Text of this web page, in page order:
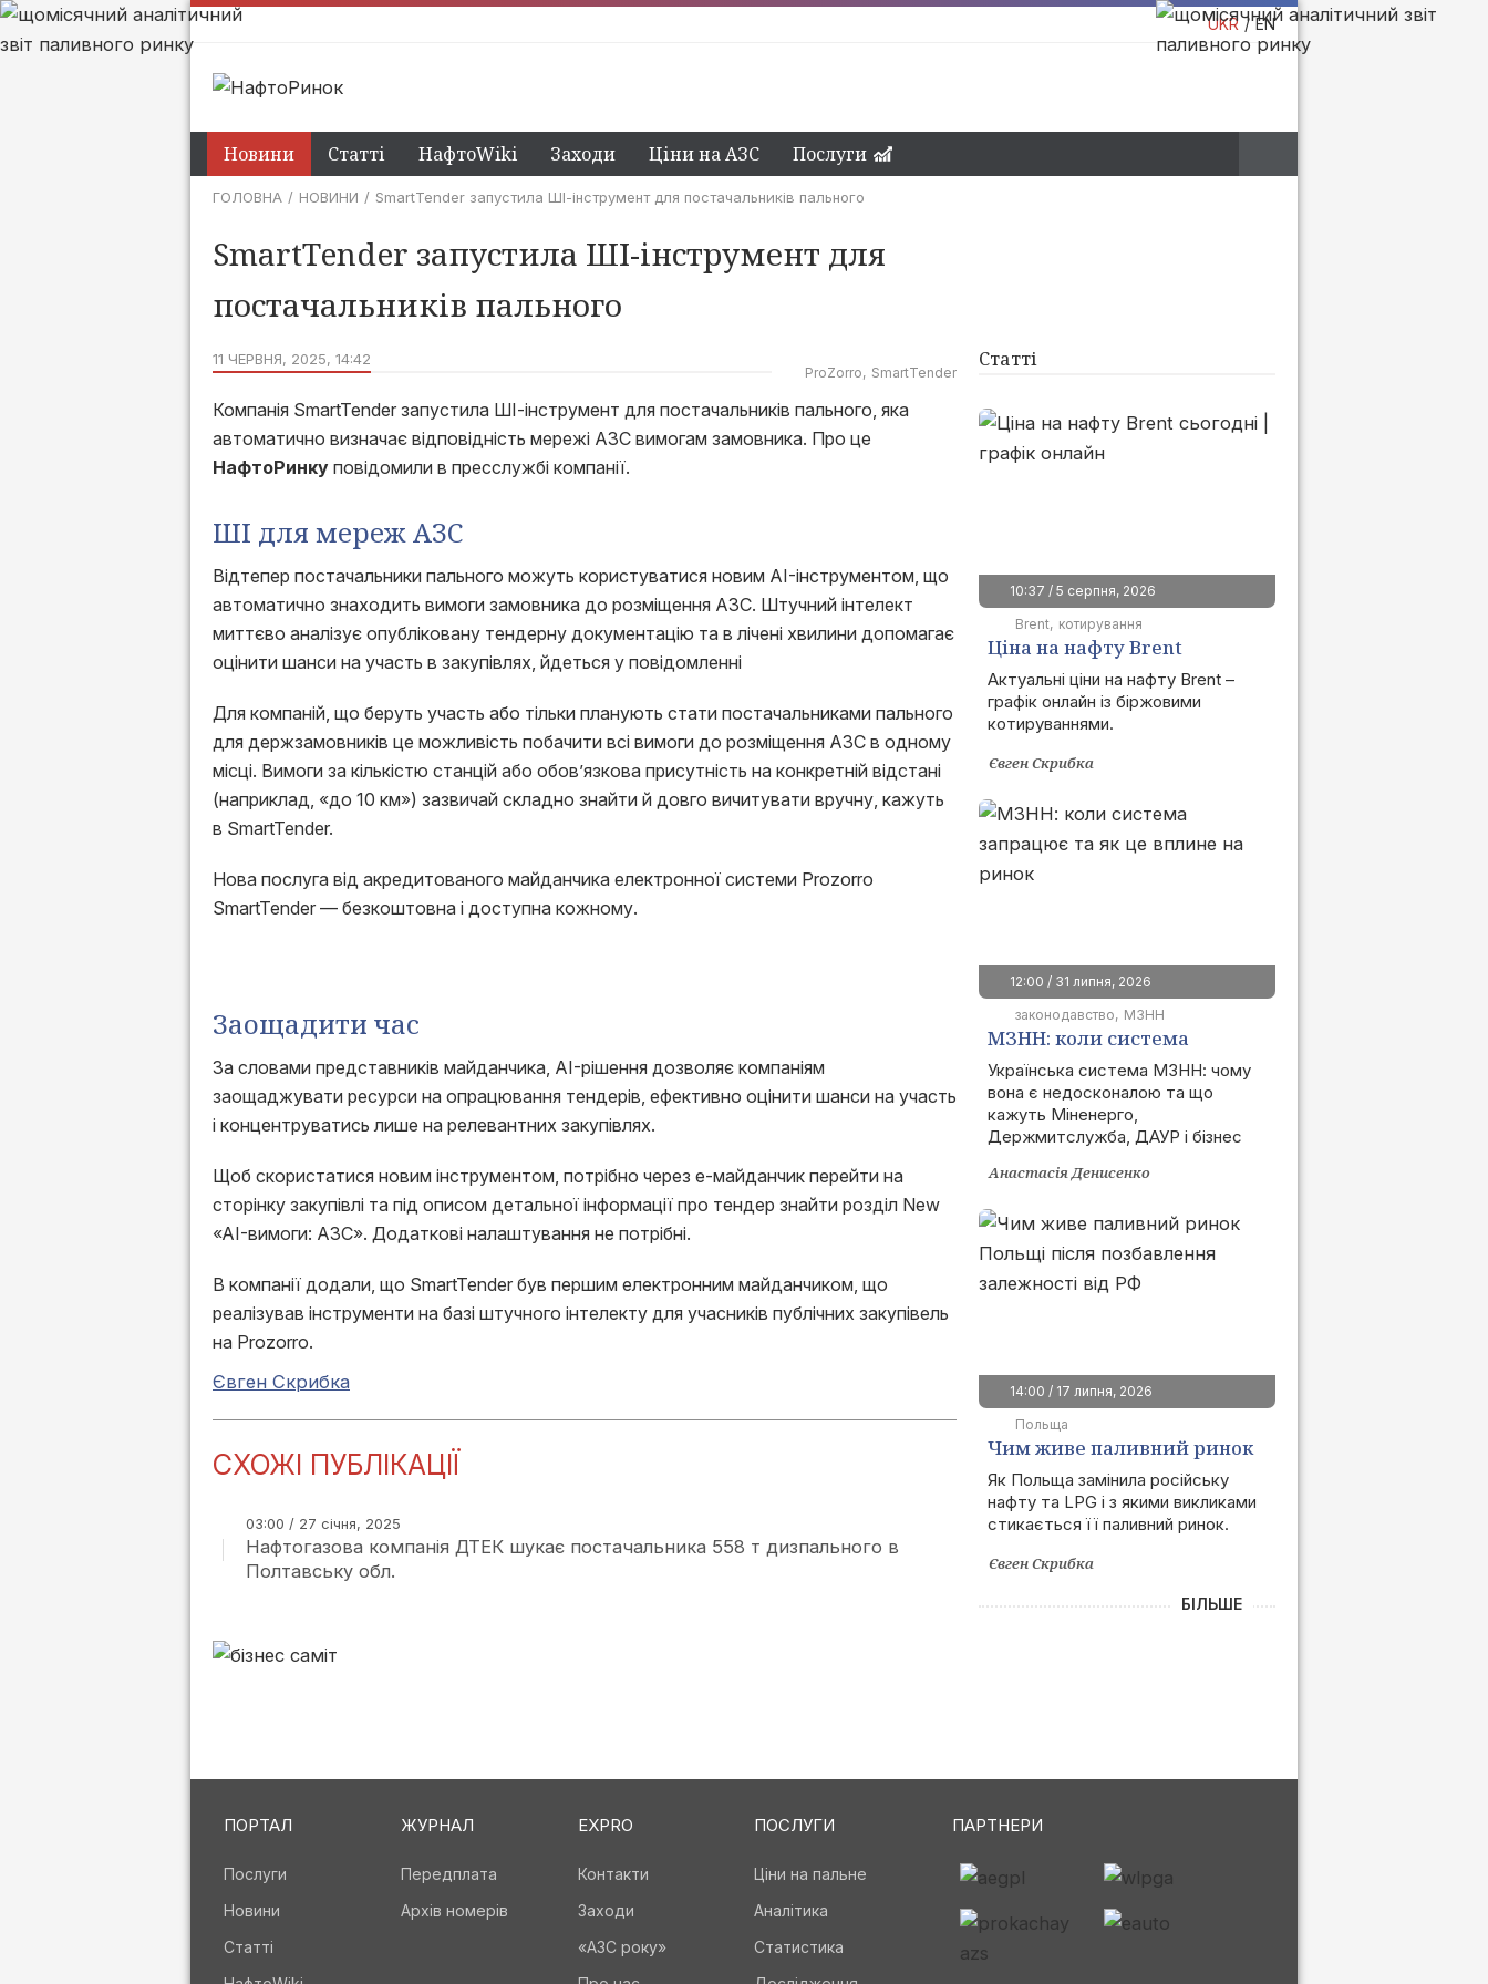
UKR EN
Новини Статті НафтоWiki Заходи Ціни на АЗС Послуги
ГОЛОВНА НОВИНИ SmartTender запустила ШІ-інструмент для постачальників пального
SmartTender запустила ШІ-інструмент для
постачальників пального
11 ЧЕРВНЯ, 2025, 14:42
ProZorro SmartTender
Компанія SmartTender запустила ШІ-інструмент для постачальників пального, яка
автоматично визначає відповідність мережі АЗС вимогам замовника. Про це
НафтоРинку повідомили в пресслужбі компанії.
ШІ для мереж АЗС
Відтепер постачальники пального можуть користуватися новим AI-інструментом, що
автоматично знаходить вимоги замовника до розміщення АЗС. Штучний інтелект
миттєво аналізує опубліковану тендерну документацію та в лічені хвилини допомагає
оцінити шанси на участь в закупівлях, йдеться у повідомленні
Для компаній, що беруть участь або тільки планують стати постачальниками пального
для держзамовників це можливість побачити всі вимоги до розміщення АЗС в одному
місці. Вимоги за кількістю станцій або обов’язкова присутність на конкретній відстані
(наприклад, «до 10 км») зазвичай складно знайти й довго вичитувати вручну, кажуть
в SmartTender.
Нова послуга від акредитованого майданчика електронної системи Prozorro
SmartTender — безкоштовна і доступна кожному.
Заощадити час
За словами представників майданчика, AI-рішення дозволяє компаніям
заощаджувати ресурси на опрацювання тендерів, ефективно оцінити шанси на участь
і концентруватись лише на релевантних закупівлях.
Щоб скористатися новим інструментом, потрібно через е-майданчик перейти на
сторінку закупівлі та під описом детальної інформації про тендер знайти розділ New
«AI-вимоги: АЗС». Додаткові налаштування не потрібні.
В компанії додали, що SmartTender був першим електронним майданчиком, що
реалізував інструменти на базі штучного інтелекту для учасників публічних закупівель
на Prozorro.
Євген Скрибка
СХОЖІ ПУБЛІКАЦІЇ
03:00 / 27 січня, 2025
Нафтогазова компанія ДТЕК шукає постачальника 558 т дизпального в
Полтавську обл.
Статті
10:37 / 5 серпня, 2026
Brent котирування
Ціна на нафту Brent
сьогодні | графік онлайн
Актуальні ціни на нафту Brent –
графік онлайн із біржовими
котируваннями.
Євген Скрибка
12:00 / 31 липня, 2026
законодавство
МЗНН
МЗНН: коли система
запрацює та як це вплине
на ринок
Українська система МЗНН: чому
вона є недосконалою та що
кажуть Міненерго,
Держмитслужба, ДАУР і бізнес
Анастасія Денисенко
14:00 / 17 липня, 2026
Польща
Чим живе паливний ринок
Польщі після позбавлення
залежності від РФ
Як Польща замінила російську
нафту та LPG і з якими викликами
стикається її паливний ринок.
Євген Скрибка
БІЛЬШЕ
ПОРТАЛ
Послуги
Новини
Статті
ЖУРНАЛ
Передплата
Архів номерів
EXPRO
Контакти
Заходи
«АЗС року»
ПОСЛУГИ
Ціни на пальне
Аналітика
Статистика
ПАРТНЕРИ